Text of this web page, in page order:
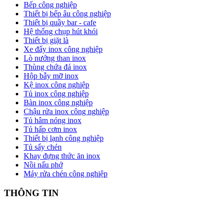
Bếp công nghiệp
Thiết bị bếp âu công nghiệp
Thiết bị quầy bar - cafe
Hệ thống chụp hút khói
Thiết bị giặt là
Xe đẩy inox công nghiệp
Lò nướng than inox
Thùng chứa đá inox
Hộp bẫy mỡ inox
Kệ inox công nghiệp
Tủ inox công nghiệp
Bàn inox công nghiệp
Chậu rửa inox công nghiệp
Tủ hâm nóng inox
Tủ hấp cơm inox
Thiết bị lạnh công nghiệp
Tủ sấy chén
Khay đựng thức ăn inox
Nồi nấu phở
Máy rửa chén công nghiệp
THÔNG TIN